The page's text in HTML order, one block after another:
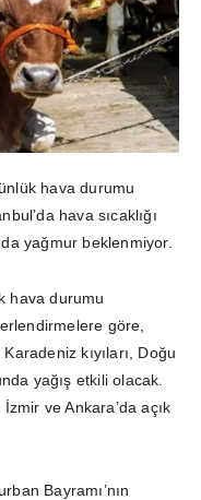
hava durumu
hava sıcaklığı
yağmur beklenmiyor.
hava durumu
göre,
kıyıları, Doğu
yağış etkili olacak.
ve Ankara’da açık
Bayramı’nın